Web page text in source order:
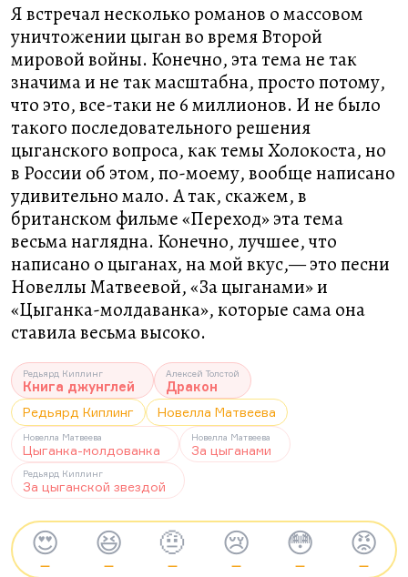
Я встречал несколько романов о массовом
уничтожении цыган во время Второй
мировой войны. Конечно, эта тема не так
значима и не так масштабна, просто потому,
что это, все-таки не 6 миллионов. И не было
такого последовательного решения
цыганского вопроса, как темы Холокоста, но
в России об этом, по-моему, вообще написано
удивительно мало. А так, скажем, в
британском фильме «Переход» эта тема
весьма наглядна. Конечно, лучшее, что
написано о цыганах, на мой вкус,— это песни
Новеллы Матвеевой, «За цыганами» и
«Цыганка-молдаванка», которые сама она
ставила весьма высоко.
Редьярд Киплинг
Книга джунглей
Алексей Толстой
Дракон
Редьярд Киплинг
Новелла Матвеева
Новелла Матвеева
Цыганка-молдованка
Новелла Матвеева
За цыганами
Редьярд Киплинг
За цыганской звездой
😍
—
😆
—
🤨
—
😢
—
😳
—
😡
—